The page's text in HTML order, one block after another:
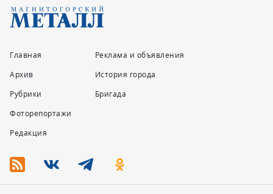
Главная
Архив
Рубрики
Фоторепортажи
Редакция
Реклама и объявления
История города
Бригада